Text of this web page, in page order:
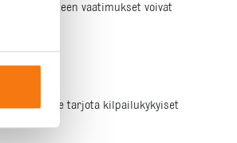
käyttökohteen vaatimukset voivat
ja voimme tarjota kilpailukykyiset